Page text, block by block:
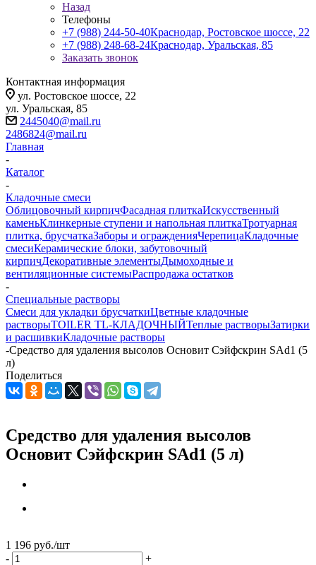
Назад
Телефоны
+7 (988) 244-50-40Краснодар, Ростовское шоссе, 22
+7 (988) 248-68-24Краснодар, Уральская, 85
Заказать звонок
Контактная информация
ул. Ростовское шоссе, 22
ул. Уральская, 85
2445040@mail.ru
2486824@mail.ru
Главная
-
Каталог
-
Кладочные смеси
Облицовочный кирпичФасадная плиткаИскусственный
каменьКлинкерные ступени и напольная плиткаТротуарная
плитка, брусчаткаЗаборы и огражденияЧерепицаКладочные
смесиКерамические блоки, забутовочный
кирпичДекоративные элементыДымоходные и
вентиляционные системыРаспродажа остатков
-
Специальные растворы
Смеси для укладки брусчаткиЦветные кладочные
растворыTOILER TL-КЛАДОЧНЫЙТеплые растворыЗатирки
и расшивкиКладочные растворы
-Средство для удаления высолов Основит Сэйфскрин SAd1 (5
л)
Поделиться
Средство для удаления высолов
Основит Сэйфскрин SAd1 (5 л)
1 196 руб./шт
-
+